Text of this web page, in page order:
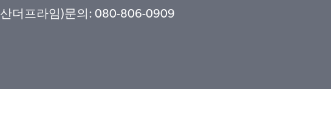
더프라임)문의: 080-806-0909